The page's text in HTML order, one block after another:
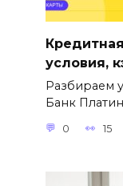
условия,
Разбираем
Банк
0 15